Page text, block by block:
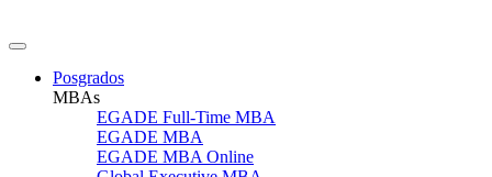
Posgrados
MBAs
EGADE Full-Time MBA
EGADE MBA
EGADE MBA Online